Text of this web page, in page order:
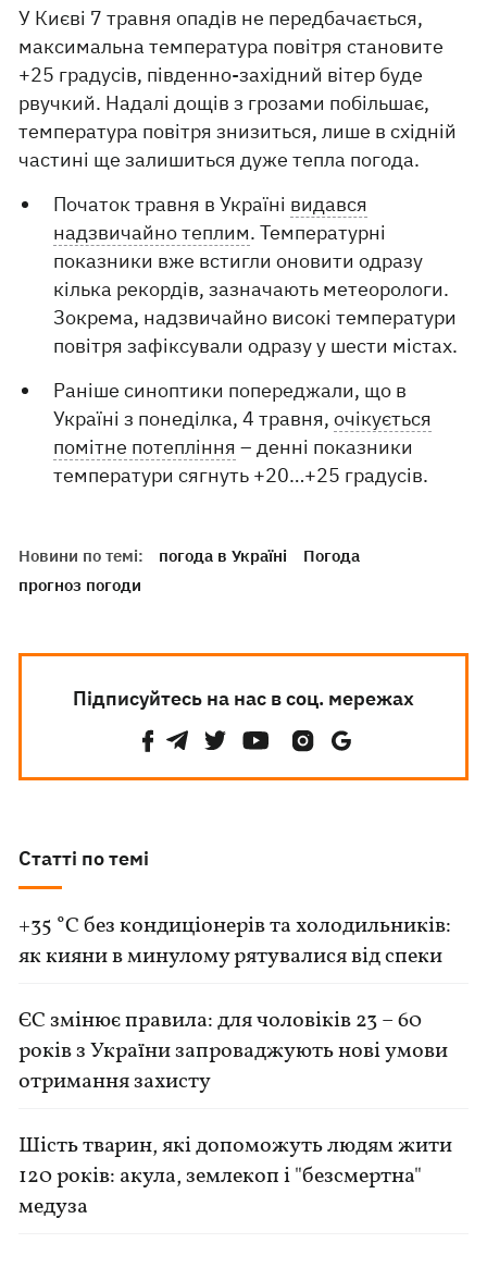
У Києві 7 травня опадів не передбачається,
максимальна температура повітря становите
+25 градусів, південно-західний вітер буде
рвучкий. Надалі дощів з грозами побільшає,
температура повітря знизиться, лише в східній
частині ще залишиться дуже тепла погода.
Початок травня в Україні видався
надзвичайно теплим. Температурні
показники вже встигли оновити одразу
кілька рекордів, зазначають метеорологи.
Зокрема, надзвичайно високі температури
повітря зафіксували одразу у шести містах.
Раніше синоптики попереджали, що в
Україні з понеділка, 4 травня,очікується
помітне потепління – денні показники
температури сягнуть +20…+25 градусів.
Новини по темі: погода в Україні
Погода
прогноз погоди
Підписуйтесь на нас в соц. мережах
Статті по темі
+35 °C без кондиціонерів та холодильників:
як кияни в минулому рятувалися від спеки
ЄС змінює правила: для чоловіків 23 – 60
років з України запроваджують нові умови
отримання захисту
Шість тварин, які допоможуть людям жити
120 років: акула, землекоп і "безсмертна"
медуза